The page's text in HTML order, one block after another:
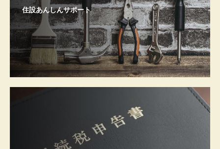
住設あんしんサポート